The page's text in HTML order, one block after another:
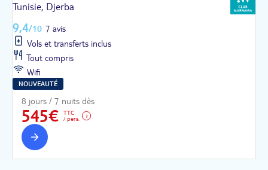
Tunisie, Djerba
9,4/10 7 avis
Vols et transferts inclus
Tout compris
Wifi
NOUVEAUTÉ
8 jours / 7 nuits dès
545€
TTC
/ pers.